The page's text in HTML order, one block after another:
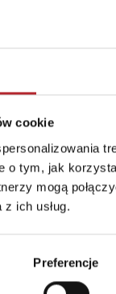
cookie
o tym, jak
mogą
ich usług.
Preferencje